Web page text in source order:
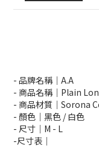
- 品牌名稱｜A.A
- 商品名稱｜Plain
- 商品材質｜Sorona
- 顏色｜黑色 / 白色
- 尺寸｜M - L
-尺寸表｜